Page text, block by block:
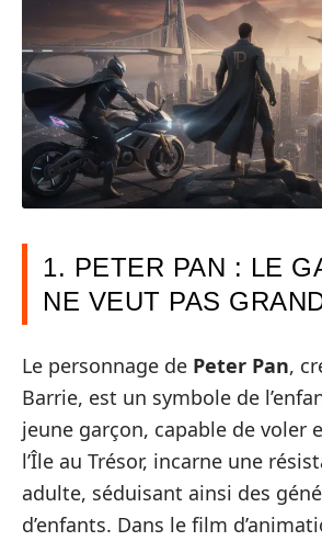
1. PETER PAN : LE
NE VEUT PAS
Le personnage de Peter Pan,
Barrie, est un symbole de
jeune garçon, capable de voler
l’Île au Trésor, incarne une
adulte, séduisant ainsi des
d’enfants. Dans le film